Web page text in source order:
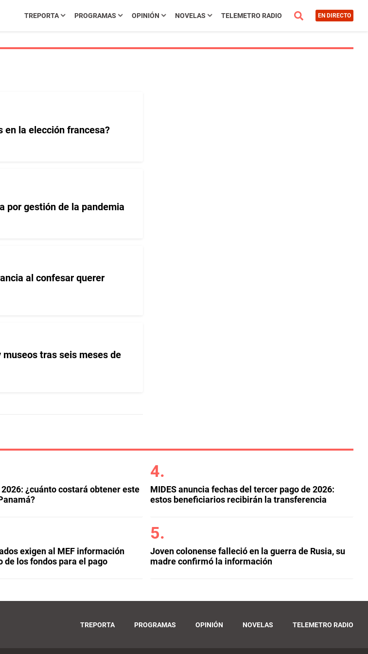
TREPORTA PROGRAMAS OPINIÓN NOVELAS TELEMETRO RADIO EN DIRECTO
en la elección francesa?
por gestión de la pandemia
al confesar querer
tras seis meses de
¿cuánto costará obtener este
exigen al MEF información
de los fondos para el pago
MIDES anuncia fechas del tercer pago de 2026:
estos beneficiarios recibirán la transferencia
Joven colonense falleció en la guerra de Rusia, su
madre confirmó la información
TREPORTA PROGRAMAS OPINIÓN NOVELAS TELEMETRO RADIO